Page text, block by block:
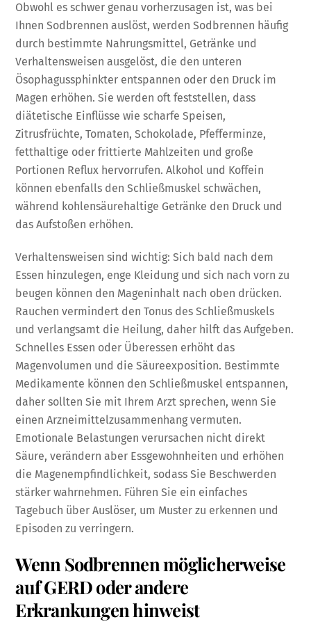
Obwohl es schwer genau vorherzusagen ist, was bei
Ihnen Sodbrennen auslöst, werden Sodbrennen häufig
durch bestimmte Nahrungsmittel, Getränke und
Verhaltensweisen ausgelöst, die den unteren
Ösophagussphinkter entspannen oder den Druck im
Magen erhöhen. Sie werden oft feststellen, dass
diätetische Einflüsse wie scharfe Speisen,
Zitrusfrüchte, Tomaten, Schokolade, Pfefferminze,
fetthaltige oder frittierte Mahlzeiten und große
Portionen Reflux hervorrufen. Alkohol und Koffein
können ebenfalls den Schließmuskel schwächen,
während kohlensäurehaltige Getränke den Druck und
das Aufstoßen erhöhen.
Verhaltensweisen sind wichtig: Sich bald nach dem
Essen hinzulegen, enge Kleidung und sich nach vorn zu
beugen können den Mageninhalt nach oben drücken.
Rauchen vermindert den Tonus des Schließmuskels
und verlangsamt die Heilung, daher hilft das Aufgeben.
Schnelles Essen oder Überessen erhöht das
Magenvolumen und die Säureexposition. Bestimmte
Medikamente können den Schließmuskel entspannen,
daher sollten Sie mit Ihrem Arzt sprechen, wenn Sie
einen Arzneimittelzusammenhang vermuten.
Emotionale Belastungen verursachen nicht direkt
Säure, verändern aber Essgewohnheiten und erhöhen
die Magenempfindlichkeit, sodass Sie Beschwerden
stärker wahrnehmen. Führen Sie ein einfaches
Tagebuch über Auslöser, um Muster zu erkennen und
Episoden zu verringern.
Wenn Sodbrennen möglicherweise
auf GERD oder andere
Erkrankungen hinweist